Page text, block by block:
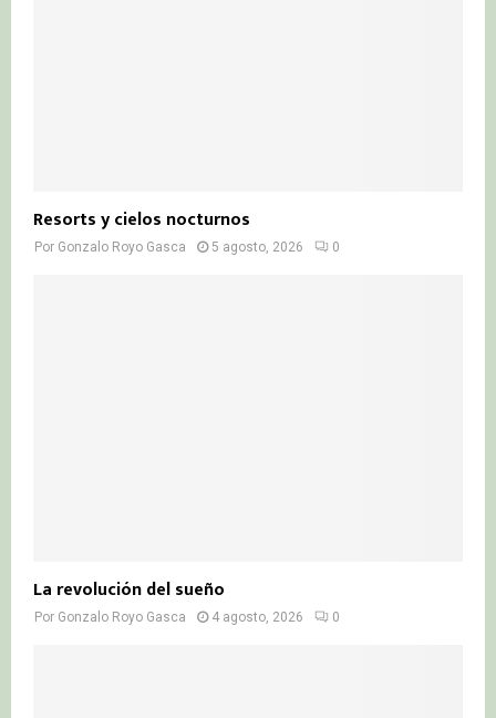
Resorts y cielos nocturnos
Por Gonzalo Royo Gasca 5 agosto, 2026 0
La revolución del sueño
Por Gonzalo Royo Gasca 4 agosto, 2026 0